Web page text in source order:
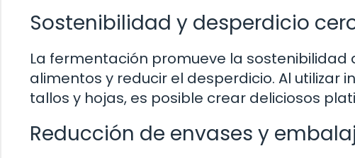
Sostenibilidad y desperdicio
La fermentación promueve la
alimentos y reducir el desperdicio. Al
tallos y hojas, es posible crear deliciosos
Reducción de envases y